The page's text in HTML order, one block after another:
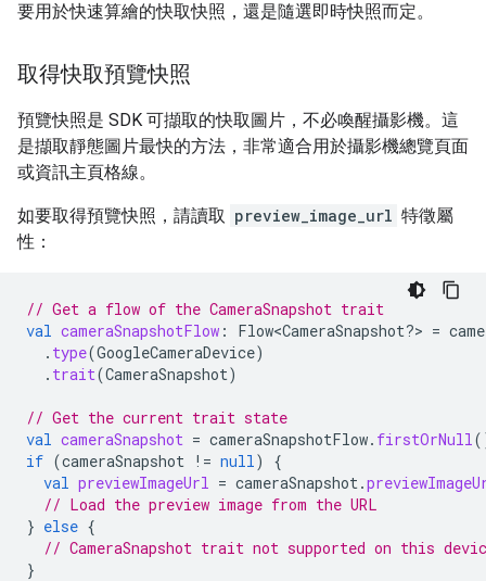
要用於快速算繪的快取快照，還是隨選即時快照而定。
取得快取預覽快照
預覽快照是 SDK 可擷取的快取圖片，不必喚醒攝影機。這
是擷取靜態圖片最快的方法，非常適合用於攝影機總覽頁面
或資訊主頁格線。
如要取得預覽快照，請讀取 preview_image_url 特徵屬
性：
// Get a flow of the CameraSnapshot trait
val cameraSnapshotFlow : Flow<CameraSnapshot?> =
. type(GoogleCameraDevice)
. trait(CameraSnapshot)
// Get the current trait state
val cameraSnapshot = cameraSnapshotFlow. firstOrNull
if (cameraSnapshot != null)
{
val previewImageUrl = cameraSnapshot.
// Load the preview image from the URL
} else {
// CameraSnapshot trait not supported on this
}